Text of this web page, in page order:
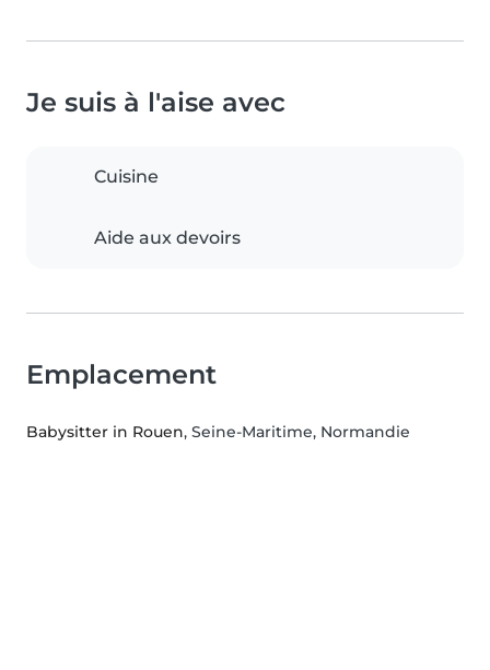
Je suis à l'aise avec
Cuisine
Aide aux devoirs
Emplacement
Babysitter in Rouen, Seine-Maritime, Normandie